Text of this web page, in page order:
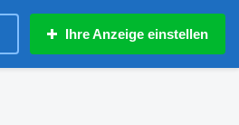
Ihre Anzeige einstellen